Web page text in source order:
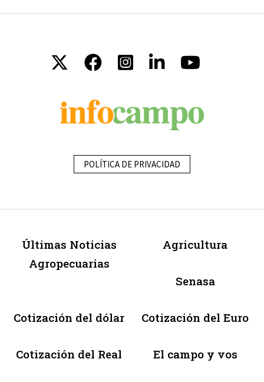
POLÍTICA DE PRIVACIDAD
Últimas Noticias
Agropecuarias
Agricultura
Senasa
Cotización del dólar Cotización del Euro
Cotización del Real El campo y vos